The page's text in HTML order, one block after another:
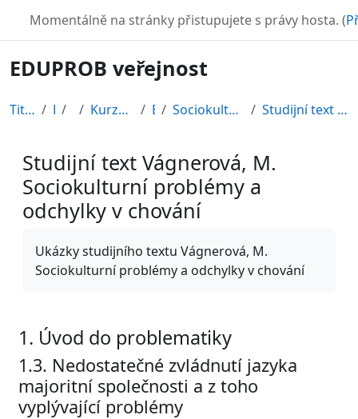
TURBO
Momentálně na stránky přistupujete s právy hosta. (
EDUPROB veřejnost
Titulní stránka Kurzy CDV Kurzy připravené v rámci ESF EDU-V Sociokulturní problémy a odchylky v chování Studijní text Vágnerová, M. Sociokulturní problémy...
Studijní text Vágnerová, M.
Sociokulturní problémy a
odchylky v chování
Ukázky studijního textu Vágnerová, M.
Sociokulturní problémy a odchylky v chování
1. Úvod do problematiky
1.3. Nedostatečné zvládnutí jazyka
majoritní společnosti a z toho
vyplývající problémy